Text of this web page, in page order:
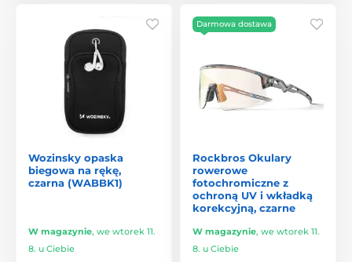
Wozinsky opaska
biegowa na rękę,
czarna (WABBK1)
W magazynie, we wtorek 11.
8. u Ciebie
Darmowa dostawa
Rockbros Okulary
rowerowe
fotochromiczne z
ochroną UV i wkładką
korekcyjną, czarne
W magazynie, we wtorek 11.
8. u Ciebie